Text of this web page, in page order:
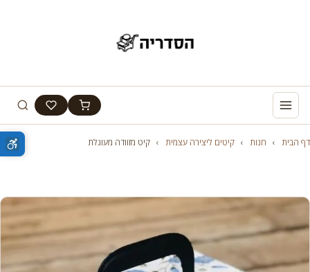
דף הבית › חנות › קיטים ליצירה עצמית › קיט מזוודה מעוגלת